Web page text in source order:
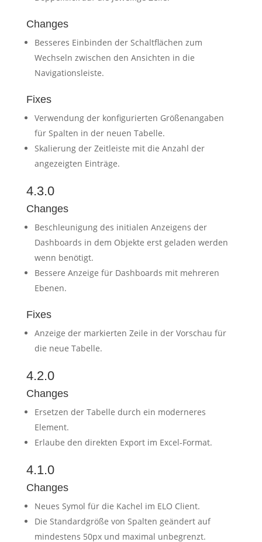
Changes
Besseres Einbinden der Schaltflächen zum
Wechseln zwischen den Ansichten in die
Navigationsleiste.
Fixes
Verwendung der konfigurierten Größenangaben
für Spalten in der neuen Tabelle.
Skalierung der Zeitleiste mit die Anzahl der
angezeigten Einträge.
4.3.0
Changes
Beschleunigung des initialen Anzeigens der
Dashboards in dem Objekte erst geladen werden
wenn benötigt.
Bessere Anzeige für Dashboards mit mehreren
Ebenen.
Fixes
Anzeige der markierten Zeile in der Vorschau für
die neue Tabelle.
4.2.0
Changes
Ersetzen der Tabelle durch ein moderneres
Element.
Erlaube den direkten Export im Excel-Format.
4.1.0
Changes
Neues Symol für die Kachel im ELO Client.
Die Standardgröße von Spalten geändert auf
mindestens 50px und maximal unbegrenzt.